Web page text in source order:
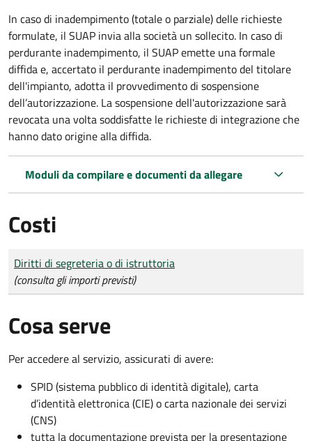
In caso di inadempimento (totale o parziale) delle richieste
formulate, il SUAP invia alla società un sollecito. In caso di
perdurante inadempimento, il SUAP emette una formale
diffida e, accertato il perdurante inadempimento del titolare
dell'impianto, adotta il provvedimento di sospensione
dell’autorizzazione. La sospensione dell'autorizzazione sarà
revocata una volta soddisfatte le richieste di integrazione che
hanno dato origine alla diffida.
Moduli da compilare e documenti da allegare
Costi
Tipo di pagamento
Importo
Diritti di segreteria o di istruttoria
(consulta gli importi previsti)
Cosa serve
Per accedere al servizio, assicurati di avere:
SPID (sistema pubblico di identità digitale), carta
d’identità elettronica (CIE) o carta nazionale dei servizi
(CNS)
tutta la documentazione prevista per la presentazione